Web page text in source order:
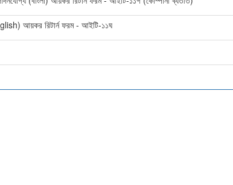
আয়কর রিটার্ন ফরম - আইটি-১১ঘ